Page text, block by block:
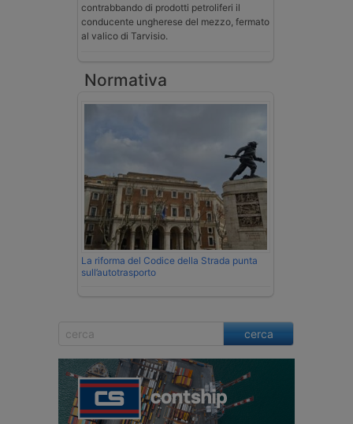
contrabbando di prodotti petroliferi il
conducente ungherese del mezzo, fermato
al valico di Tarvisio.
Normativa
La riforma del Codice della Strada punta
sull’autotrasporto
cerca